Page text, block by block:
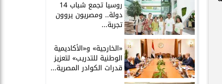
روسيا تجمع شباب 14
دولة.. ومصريون يروون
تجربة...
​«الخارجية» و«الأكاديمية
الوطنية للتدريب» لتعزيز
قدرات الكوادر المصرية...